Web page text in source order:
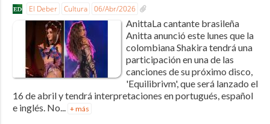
El Deber Cultura 06/Abr/2026
AnittaLa cantante brasileña
Anitta anunció este lunes que la
colombiana Shakira tendrá una
participación en una de las
canciones de su próximo disco,
'Equilibrivm', que será lanzado el
16 de abril y tendrá interpretaciones en portugués, español
e inglés. No... + más